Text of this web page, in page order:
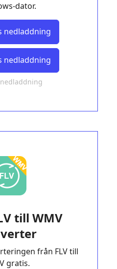
dator.
nedladdning
nedladdning
till WMV
från FLV till
gratis.